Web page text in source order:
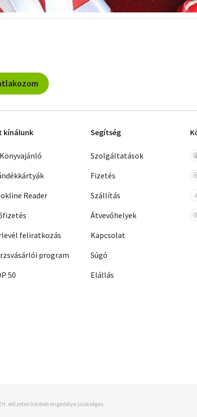
kínálunk
Reader
feliratkozás
program
50
Segítség
Szolgáltatások
Fizetés
Szállítás
Átvevőhelyek
Kapcsolat
Súgó
Elállás
előzetes írásbeli engedélye szükséges.